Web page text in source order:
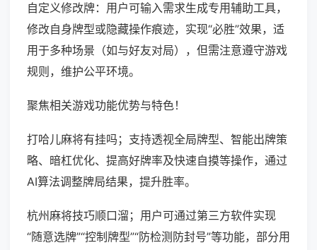
自定义修改牌：用户可输入需求生成专用辅助工具，
修改自身牌型或隐藏操作痕迹，实现“必胜”效果，适
用于多种场景（如与好友对局），但需注意遵守游戏
规则，维护公平环境。
聚焦相关游戏功能优势与特色！
打哈儿麻将有挂吗；支持透视全局牌型、智能出牌策
略、暗杠优化、提高好牌率及快速自摸等操作，通过
AI算法调整牌局结果，提升胜率。
杭州麻将技巧顺口溜；用户可通过第三方软件实现
“随意选牌”“控制牌型”“防检测防封号”等功能，部分用